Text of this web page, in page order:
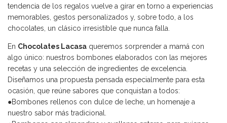
tendencia de los regalos vuelve a girar en torno a experiencias
memorables, gestos personalizados y, sobre todo, a los
chocolates, un clásico irresistible que nunca falla.
En Chocolates Lacasa queremos sorprender a mamá con
algo único: nuestros bombones elaborados con las mejores
recetas y una selección de ingredientes de excelencia.
Diseñamos una propuesta pensada especialmente para esta
ocasión, que reúne sabores que conquistan a todos:
●Bombones rellenos con dulce de leche, un homenaje a
nuestro sabor más tradicional.